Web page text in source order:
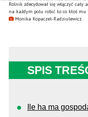
Rolnik zdecydował się włączyć
na każdym polu robić to co ktoś
Monika Kopaczel-Radziulewicz
SPIS
Ile ha ma